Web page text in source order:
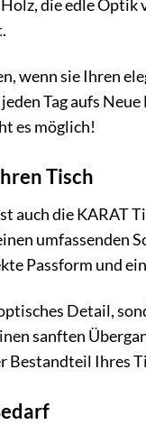
die edle
wenn sie Ihren
Tag aufs
es möglich!
Tisch
auch die KARAT
umfassenden
Passform und
Detail,
sanften
Ihres